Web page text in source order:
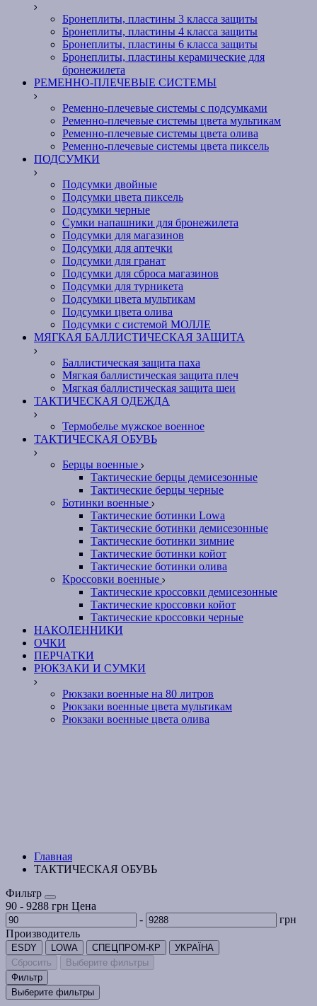
Бронеплиты, пластины 3 класса защиты
Бронеплиты, пластины 4 класса защиты
Бронеплиты, пластины 6 класса защиты
Бронеплиты, пластины керамические для
бронежилета
РЕМЕННО-ПЛЕЧЕВЫЕ СИСТЕМЫ
Ременно-плечевые системы с подсумками
Ременно-плечевые системы цвета мультикам
Ременно-плечевые системы цвета олива
Ременно-плечевые системы цвета пиксель
ПОДСУМКИ
Подсумки двойные
Подсумки цвета пиксель
Подсумки черные
Сумки напашники для бронежилета
Подсумки для магазинов
Подсумки для аптечки
Подсумки для гранат
Подсумки для сброса магазинов
Подсумки для турникета
Подсумки цвета мультикам
Подсумки цвета олива
Подсумки с системой МОЛЛЕ
МЯГКАЯ БАЛЛИСТИЧЕСКАЯ ЗАЩИТА
Баллистическая защита паха
Мягкая баллистическая защита плеч
Мягкая баллистическая защита шеи
ТАКТИЧЕСКАЯ ОДЕЖДА
Термобелье мужское военное
ТАКТИЧЕСКАЯ ОБУВЬ
Берцы военные
Тактические берцы демисезонные
Тактические берцы черные
Ботинки военные
Тактические ботинки Lowa
Тактические ботинки демисезонные
Тактические ботинки зимние
Тактические ботинки койот
Тактические ботинки олива
Кроссовки военные
Тактические кроссовки демисезонные
Тактические кроссовки койот
Тактические кроссовки черные
НАКОЛЕННИКИ
ОЧКИ
ПЕРЧАТКИ
РЮКЗАКИ И СУМКИ
Рюкзаки военные на 80 литров
Рюкзаки военные цвета мультикам
Рюкзаки военные цвета олива
Главная
ТАКТИЧЕСКАЯ ОБУВЬ
Фильтр
90 - 9288 грн Цена
-
грн
Производитель
ESDY LOWA СПЕЦПРОМ-КР
УКРАЇНА
Сбросить
Выберите фильтры
Фильтр
Выберите фильтры